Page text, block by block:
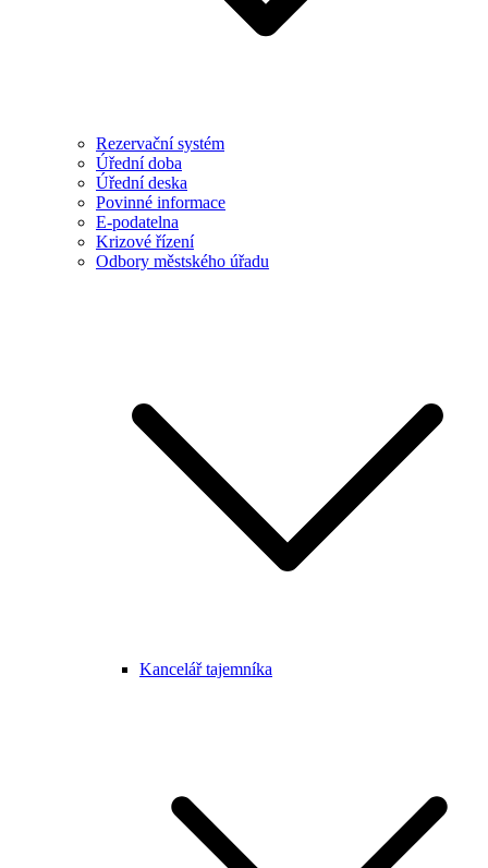
Rezervační systém
Úřední doba
Úřední deska
Povinné informace
E-podatelna
Krizové řízení
Odbory městského úřadu
Kancelář tajemníka